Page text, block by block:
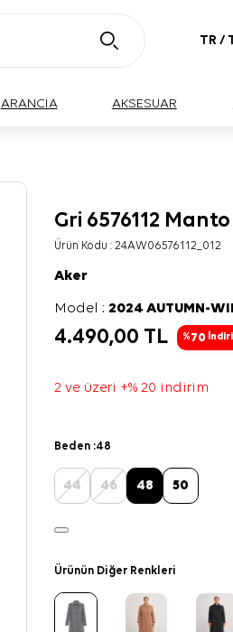
TR /
ARANCIA AKSESUAR
BÜYÜK BEDEN
Gri 6576112 Manto
Ürün Kodu :24AW06576112_012
Aker
Model :2024 AUTUMN-
4.490,00 TL %70
2 ve üzeri +% 20 indirim
Beden :48
44 46 48 50
Ürünün Diğer Renkleri